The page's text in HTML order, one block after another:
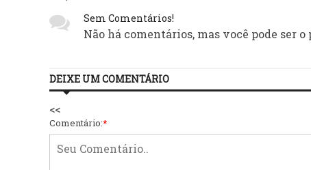
Sem Comentários!
Não há comentários, mas você pode ser
DEIXE UM COMENTÁRIO
<<
Comentário:*